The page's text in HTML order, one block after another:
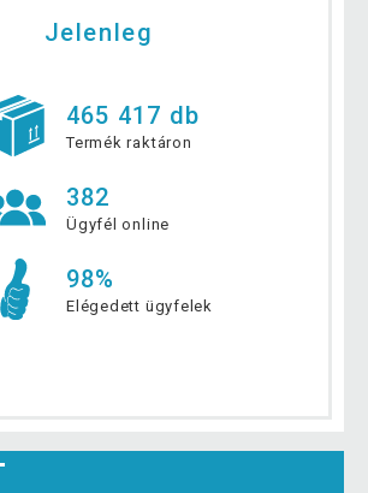
Jelenleg
465 417 db
Termék raktáron
382
Ügyfél online
98%
Elégedett ügyfelek